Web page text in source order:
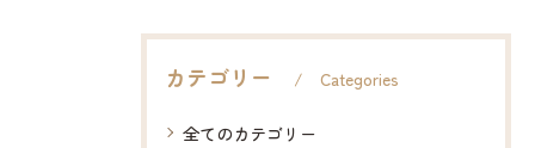
カテゴリー Categories
全てのカテゴリー